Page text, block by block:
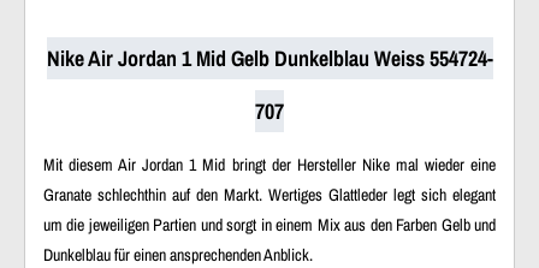
Nike Air Jordan 1 Mid Gelb Dunkelblau Weiss 554724-
707
Mit diesem Air Jordan 1 Mid bringt der Hersteller Nike mal wieder eine
Granate schlechthin auf den Markt. Wertiges Glattleder legt sich elegant
um die jeweiligen Partien und sorgt in einem Mix aus den Farben Gelb und
Dunkelblau für einen ansprechenden Anblick.